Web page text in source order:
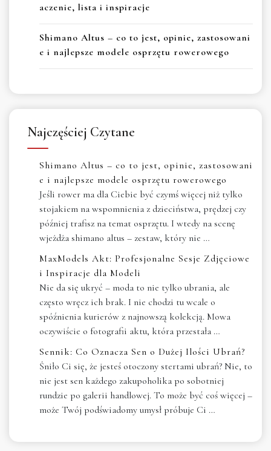
aczenie, lista i inspiracje
Shimano Altus – co to jest, opinie, zastosowani
e i najlepsze modele osprzętu rowerowego
Najczęściej Czytane
Shimano Altus – co to jest, opinie, zastosowani
e i najlepsze modele osprzętu rowerowego
Jeśli rower ma dla Ciebie być czymś więcej niż tylko
stojakiem na wspomnienia z dzieciństwa, prędzej czy
później trafisz na temat osprzętu. I wtedy na scenę
wjeżdża shimano altus – zestaw, który nie …
MaxModels Akt: Profesjonalne Sesje Zdjęciowe
i Inspiracje dla Modeli
Nie da się ukryć – moda to nie tylko ubrania, ale
często wręcz ich brak. I nie chodzi tu wcale o
spóźnienia kurierów z najnowszą kolekcją. Mowa
oczywiście o fotografii aktu, która przestała …
Sennik: Co Oznacza Sen o Dużej Ilości Ubrań?
Śniło Ci się, że jesteś otoczony stertami ubrań? Nie, to
nie jest sen każdego zakupoholika po sobotniej
rundzie po galerii handlowej. To może być coś więcej –
może Twój podświadomy umysł próbuje Ci …